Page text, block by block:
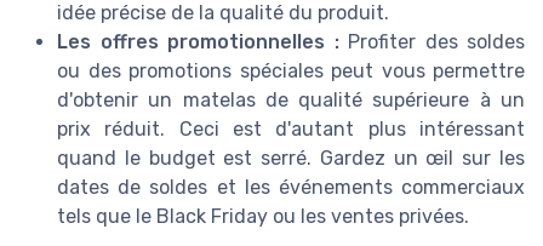
idée précise de la qualité du produit.
Les offres promotionnelles :Profiter des soldes
ou des promotions spéciales peut vous permettre
d'obtenir un matelas de qualité supérieure à un
prix réduit. Ceci est d'autant plus intéressant
quand le budget est serré. Gardez un œil sur les
dates de soldes et les événements commerciaux
tels que le Black Friday ou les ventes privées.